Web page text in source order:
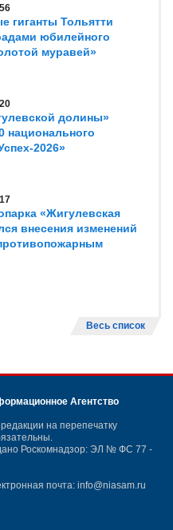
гиганты Тольятти
юбилейного
муравей»
долины»
национального
2026»
«Жигулевская
внесения изменений
Весь список
Агентство
на перепечатку
Роскомнадзор: ЭЛ № ФС 77 -
почта: info@niasam.ru